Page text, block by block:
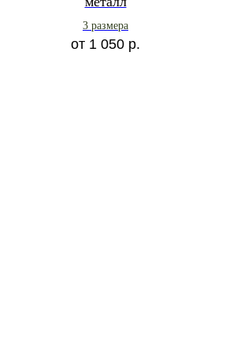
3 размера
от 1 050 р.